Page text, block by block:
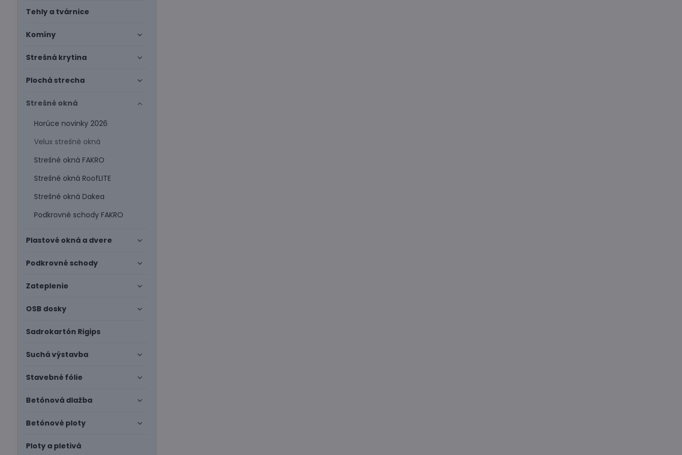
Tehly a tvárnice
Komíny
Strešná krytina
Plochá strecha
Strešné okná
Horúce novinky 2026
Velux strešné okná
Strešné okná FAKRO
Strešné okná RoofLITE
Strešné okná Dakea
Podkrovné schody FAKRO
Plastové okná a dvere
Podkrovné schody
Zateplenie
OSB dosky
Sadrokartón Rigips
Suchá výstavba
Stavebné fólie
Betónová dlažba
Betónové ploty
Ploty a pletivá